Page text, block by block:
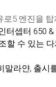
5 엔진을
터셉터 650
할 수 있는
말라얀, 출시